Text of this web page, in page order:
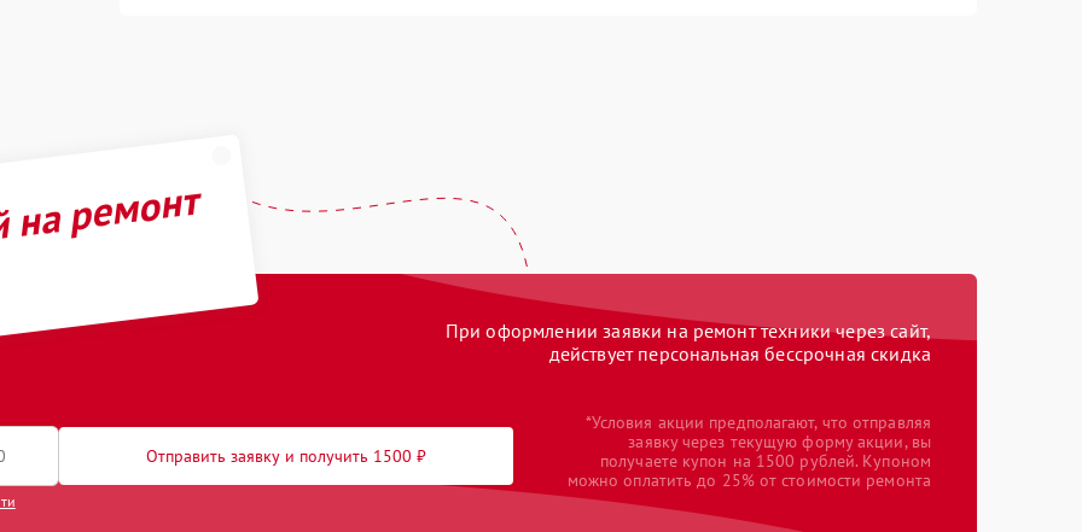
ремонт
При оформлении заявки на ремонт техники через сайт,
действует персональная бессрочная скидка
Отправить заявку и получить 1500 ₽
*Условия акции предполагают, что отправляя
заявку через текущую форму акции, вы
получаете купон на 1500 рублей. Купоном
можно оплатить до 25% от стоимости ремонта